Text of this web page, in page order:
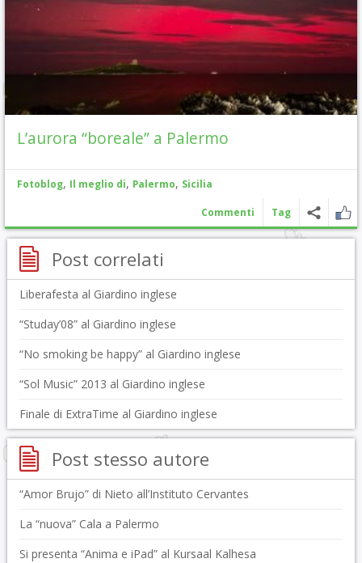
L’aurora “boreale” a Palermo
Fotoblog, Il meglio di, Palermo, Sicilia
Commenti Tag
Post correlati
Liberafesta al Giardino inglese
“Studay’08” al Giardino inglese
“No smoking be happy” al Giardino inglese
“Sol Music” 2013 al Giardino inglese
Finale di ExtraTime al Giardino inglese
Post stesso autore
“Amor Brujo” di Nieto all’Instituto Cervantes
La “nuova” Cala a Palermo
Si presenta “Anima e iPad” al Kursaal Kalhesa